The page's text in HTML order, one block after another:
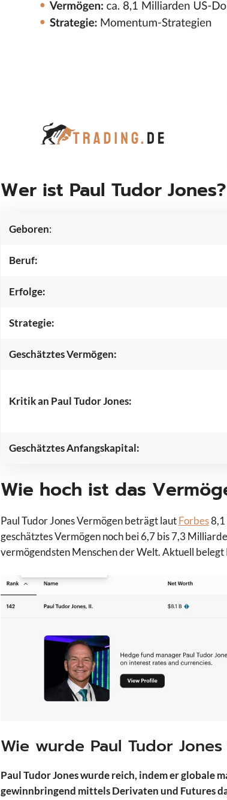
Wer ist Paul Tudor Jones?
Geboren:
Beruf:
Erfolge:
Strategie:
GeschätztesVermögen:
Kritik an Paul Tudor Jones:
Geschätztes Anfangskapital:
Wie hoch ist das
Paul Tudor Jones Vermögen beträgt lautForbes8,1
geschätztes Vermögen noch bei 6,7 bis 7,3
vermögendsten Menschen der Welt. Aktuell belegt
Wie wurde Paul Tudor
Paul Tudor Jones wurde reich, indem er globale
gewinnbringend mittels Derivaten und Futures